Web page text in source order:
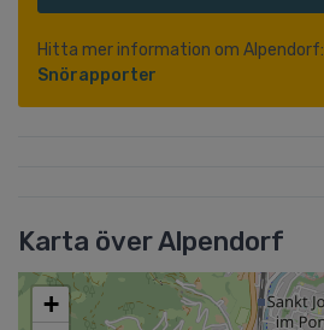
Hitta mer information om Alpendorf:
Snörapporter
Karta över Alpendorf
+